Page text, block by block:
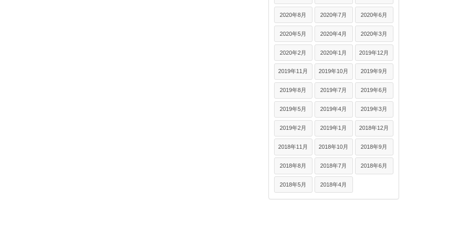
2020年8月 2020年7月 2020年6月
2020年5月 2020年4月 2020年3月
2020年2月 2020年1月 2019年12月
2019年11月 2019年10月 2019年9月
2019年8月 2019年7月 2019年6月
2019年5月 2019年4月 2019年3月
2019年2月 2019年1月 2018年12月
2018年11月 2018年10月 2018年9月
2018年8月 2018年7月 2018年6月
2018年5月 2018年4月